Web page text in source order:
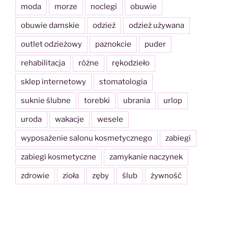
moda morze noclegi obuwie
obuwie damskie odzież odzież używana
outlet odzieżowy paznokcie puder
rehabilitacja różne rękodzieło
sklep internetowy stomatologia
suknie ślubne torebki ubrania urlop
uroda wakacje wesele
wyposażenie salonu kosmetycznego zabiegi
zabiegi kosmetyczne zamykanie naczynek
zdrowie zioła zęby ślub żywność